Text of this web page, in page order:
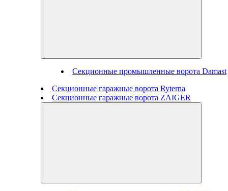
Секционные промышленные ворота Damast
Секционные гаражные ворота Ryterna
Секционные гаражные ворота ZAIGER